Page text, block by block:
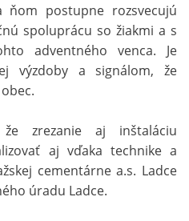
postupne rozsvecujú
spoluprácu so žiakmi a s
adventného venca. Je
výzdoby a signálom, že
zrezanie aj inštaláciu
aj vďaka technike a
cementárne a.s. Ladce
úradu Ladce.